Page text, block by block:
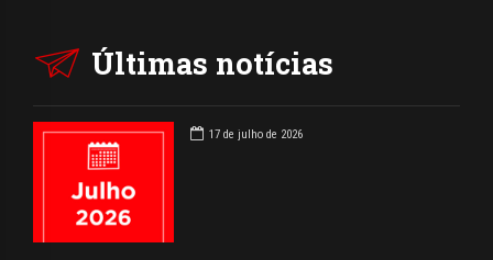
Últimas notícias
17 de julho de 2026